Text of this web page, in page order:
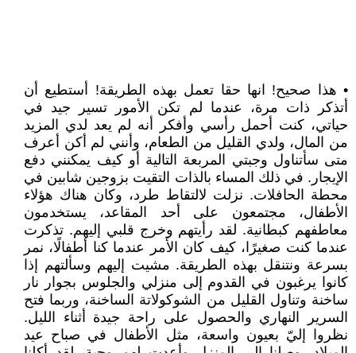
• هذا صحيح! انها حقا تعمل بهذه الطريقة! أستطيع أن
أتذكر ذات مرة، عندما لم تكن الأمور تسير جيد في
حياتي، كنت أحمل رأسي وأفكر أنه لم يعد لدي المزيد
من المال، ولدي القليل من الطعام، وأنني لم أكن أعرف
متى سأتناول وجبتي المربعة التالية أو كيف يمكنني دفع
الإيجار. في ذلك المساء بالذات التقيت بزوجين شابين في
محطة الحافلات. نزلت لالتقاط طرد، وكان هناك هؤلاء
الأطفال، مجتمعون على أحد المقاعد، يستخدمون
معاطفهم كبطانية. لقد رأيتهم وخرج قلبي إليهم. تذكرت
عندما كنت صغيرًا، كيف كان الأمر عندما كنا أطفالًا، نمر
بسرعة ونتنقل بهذه الطريقة. مشيت إليهم وسألتهم إذا
كانوا يرغبون في القدوم إلى منزلي والجلوس بجوار نار
ساخنة وتناول القليل من الشوكولاتة الساخنة، وربما فتح
السرير النهاري والحصول على راحة جيدة أثناء الليل.
نظروا إليّ بعيون واسعة، مثل الأطفال في صباح عيد